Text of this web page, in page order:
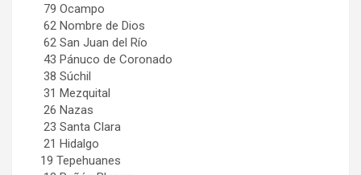
79 Ocampo
62 Nombre de Dios
62 San Juan del Río
43 Pánuco de Coronado
38 Súchil
31 Mezquital
26 Nazas
23 Santa Clara
21 Hidalgo
19 Tepehuanes